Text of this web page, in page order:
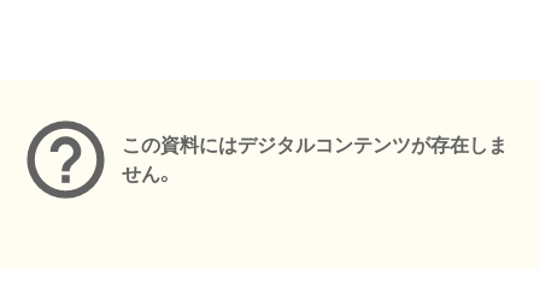
この資料にはデジタルコンテンツが存在しま
せん。